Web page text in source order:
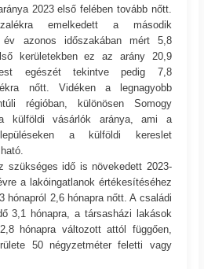
2023 első felében tovább nőtt.
emelkedett a második
év azonos időszakában mért 5,8
kerületekben ez az arány 20,9
egészét tekintve pedig 7,8
nőtt. Vidéken a legnagyobb
régióban, különösen Somogy
külföldi vásárlók aránya, ami a
a külföldi kereslet
szükséges idő is növekedett 2023-
a lakóingatlanok értékesítéséhez
hónapról 2,6 hónapra nőtt. A családi
3,1 hónapra, a társasházi lakások
hónapra változott attól függően,
50 négyzetméter feletti vagy